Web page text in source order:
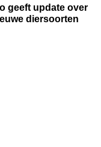
geeft update over
diersoorten